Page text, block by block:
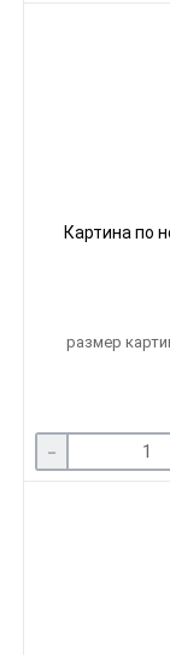
Картина по
размер
-